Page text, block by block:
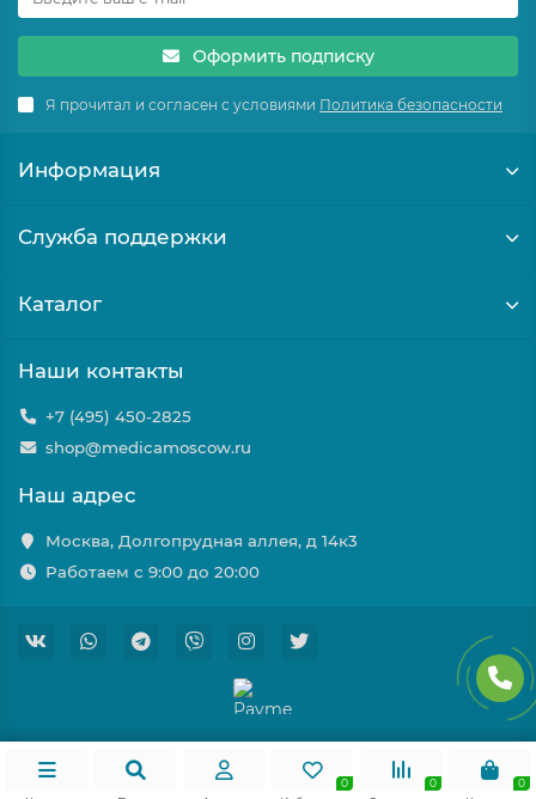
Оформить подписку
Я прочитал и согласен с условиями Политика безопасности
Информация
Служба поддержки
Каталог
Наши контакты
+7 (495) 450-2825
shop@medicamoscow.ru
Наш адрес
Москва, Долгопрудная аллея, д 14к3
Работаем с 9:00 до 20:00
0
0
0